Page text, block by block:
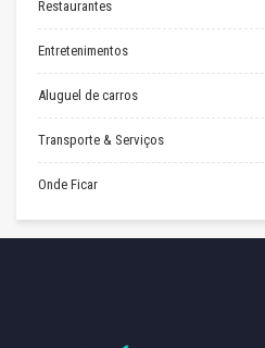
Restaurantes
Entretenimentos
Aluguel de carros
Transporte & Serviços
Onde Ficar